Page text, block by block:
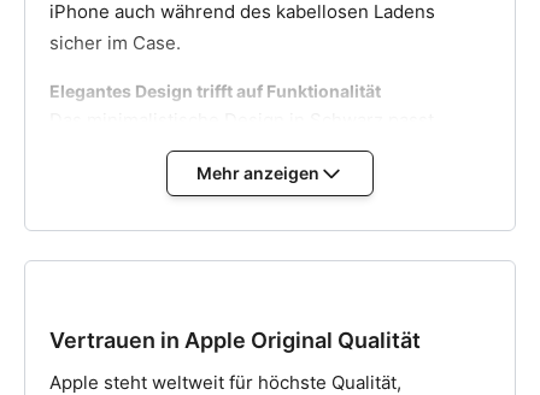
iPhone auch während des kabellosen Ladens
sicher im Case.
Elegantes Design trifft auf Funktionalität
perfekt zu jedem Stil und verleiht Deinem iPhone
eine edle Optik. Das Mikrofaserfutter schützt Dein
Erlebe die perfekte Kombination aus Schutz und
Stil mit diesem Original Apple Case!
Mehr anzeigen
Vertrauen in Apple Original Qualität
Apple steht weltweit für höchste Qualität,